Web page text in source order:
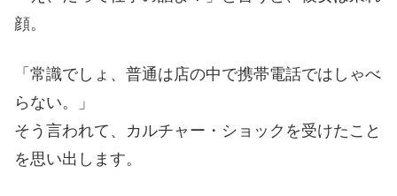
顔。
「常識でしょ、普通は店の中で携帯電話ではしゃべ
らない。」
そう言われて、カルチャー・ショックを受けたこと
を思い出します。